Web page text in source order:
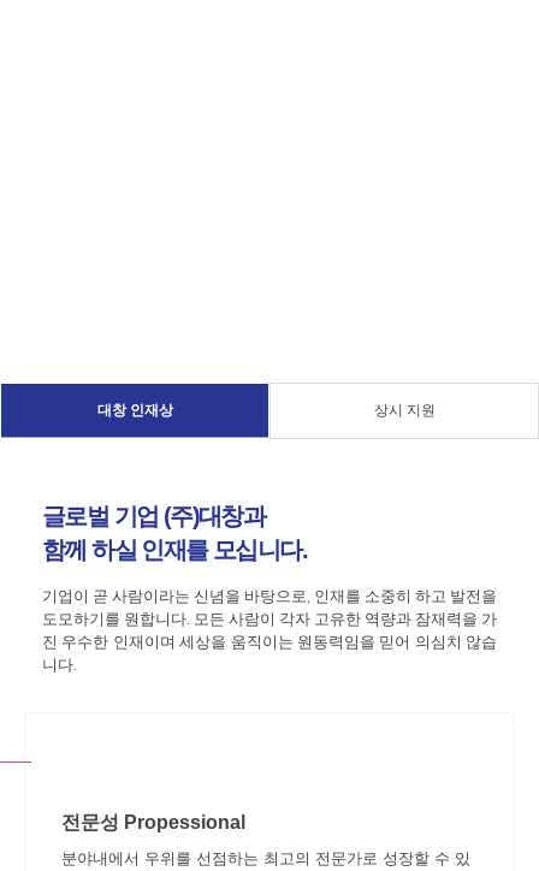
대창 인재상 상시 지원
글로벌 기업 (주)대창과
함께 하실 인재를 모십니다.
기업이 곧 사람이라는 신념을 바탕으로, 인재를 소중히 하고 발전을
도모하기를 원합니다. 모든 사람이 각자 고유한 역량과 잠재력을 가
진 우수한 인재이며 세상을 움직이는 원동력임을 믿어 의심치 않습
니다.
전문성 Propessional
분야내에서 우위를 선점하는 최고의 전문가로 성장할 수 있